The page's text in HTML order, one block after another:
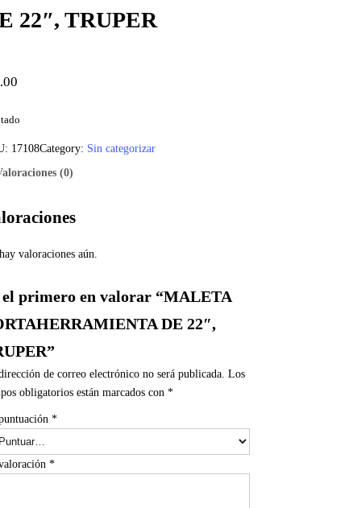
22″, TRUPER
17108Category: Sin categorizar
(0)
valoraciones aún.
el primero en valorar “MALETA
DE 22″,
de correo electrónico no será publicada. Los
obligatorios están marcados con *
*
*